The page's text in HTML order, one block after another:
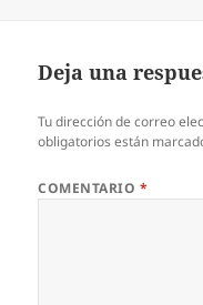
Deja una
Tu dirección de correo
obligatorios están
COMENTARIO *